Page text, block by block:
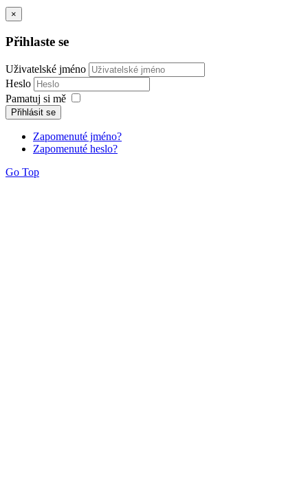
×
Přihlaste se
Uživatelské jméno
Heslo
Pamatuj si mě
Přihlásit se
Zapomenuté jméno?
Zapomenuté heslo?
Go Top